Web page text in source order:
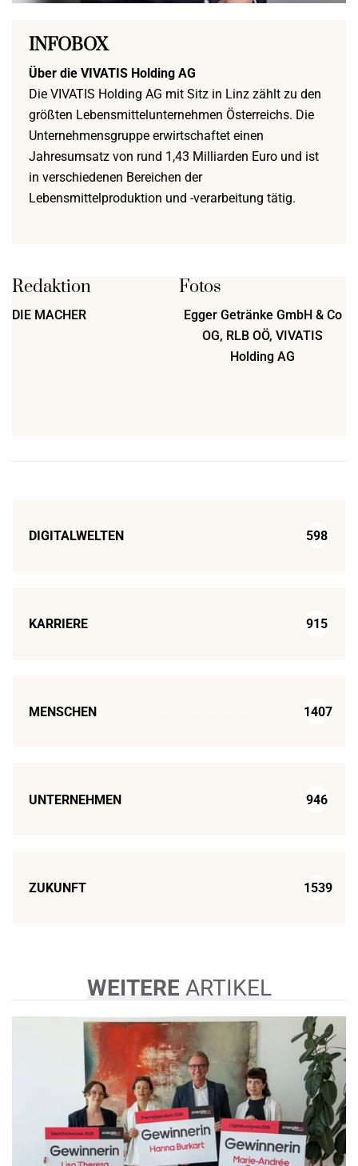
INFOBOX
Über die VIVATIS Holding AG
Die VIVATIS Holding AG mit Sitz in Linz zählt zu den
größten Lebensmittelunternehmen Österreichs. Die
Unternehmensgruppe erwirtschaftet einen
Jahresumsatz von rund 1,43 Milliarden Euro und ist
in verschiedenen Bereichen der
Lebensmittelproduktion und -verarbeitung tätig.
Redaktion
DIE MACHER
Fotos
Egger Getränke GmbH & Co
OG, RLB OÖ, VIVATIS
Holding AG
DIGITALWELTEN 598
KARRIERE 915
MENSCHEN 1407
UNTERNEHMEN 946
ZUKUNFT 1539
WEITEREARTIKEL